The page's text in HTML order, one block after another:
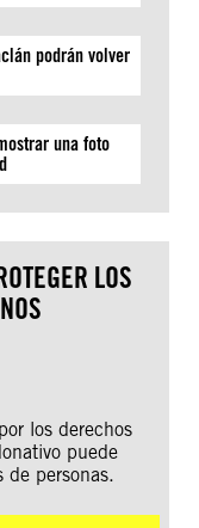
podrán volver
una foto
LOS
los derechos
puede
de personas.